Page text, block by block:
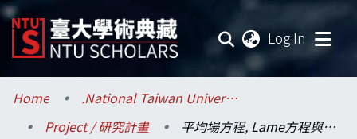
Log In
Communities & Collections
Home
.National Taiwan University / 國立臺灣大學
Project / 研究計畫
平均場方程, Lame方程與Painleve第六方程之關聯性